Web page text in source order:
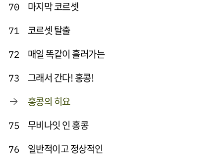
70 마지막 코르셋
71 코르셋 탈출
72 매일 똑같이 흘러가는
73
그래서 간다! 홍콩!
홍콩의 히요
75 무비나잇 인 홍콩
76 일반적이고 정상적인